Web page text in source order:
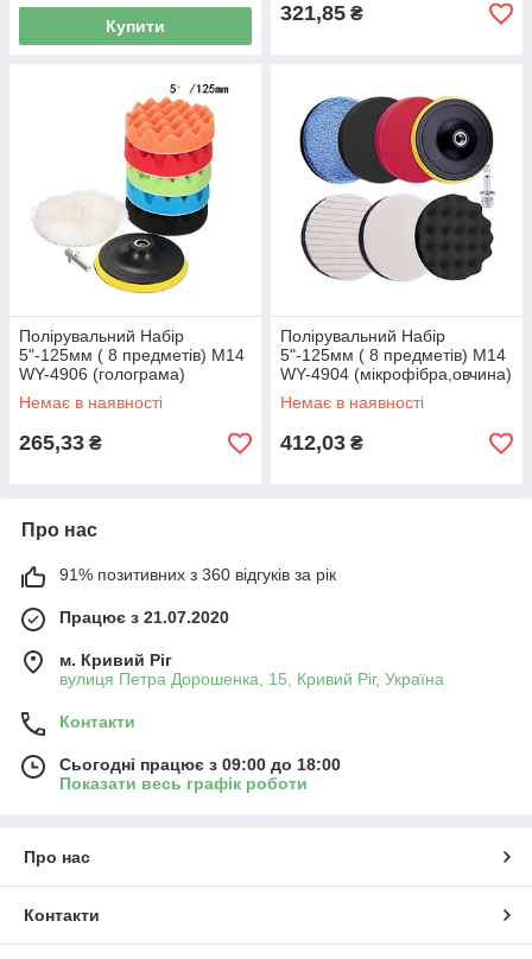
Купити
321,85 ₴
Полірувальний Набір
5"-125мм ( 8 предметів) M14
WY-4906 (голограма)
Немає в наявності
265,33 ₴
Полірувальний Набір
5"-125мм ( 8 предметів) M14
WY-4904 (мікрофібра,овчина)
Немає в наявності
412,03 ₴
Про нас
91% позитивних з 360 відгуків за рік
Працює з 21.07.2020
м. Кривий Ріг
вулиця Петра Дорошенка, 15, Кривий Ріг, Україна
Контакти
Сьогодні працює з 09:00 до 18:00
Показати весь графік роботи
Про нас
Контакти